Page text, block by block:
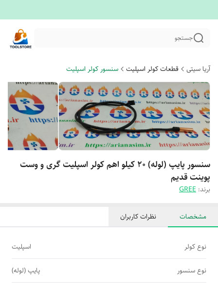
جستجو
آریا سیتی قطعات کولر اسپلیت سنسور کولر اسپلیت
سنسور پایپ (لوله) 20 کیلو اهم کولر اسپلیت گری و وست
پوینت قدیم
برند: GREE
مشخصات نظرات کاربران
نوع کولر اسپلیت
نوع سنسور پایپ (لوله)